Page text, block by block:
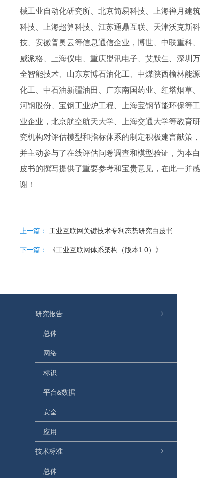
械工业自动化研究所、北京简易科技、上海禅月建筑
科技、上海超算科技、江苏通鼎互联、天津沃克斯科
技、安徽普奥云等信息通信企业，博世、中联重科、
威派格、上海仪电、重庆盟讯电子、艾默生、深圳万
全智能技术、山东京博石油化工、中煤陕西榆林能源
化工、中石油新疆油田、广东南国药业、红塔烟草、
河钢股份、宝钢工业炉工程、上海宝钢节能环保等工
业企业，北京航空航天大学、上海交通大学等教育研
究机构对评估模型和指标体系的制定积极建言献策，
并主动参与了在线评估问卷调查和模型验证，为本白
皮书的撰写提供了重要参考和宝贵意见，在此一并感
谢！
上一篇： 工业互联网关键技术专利态势研究白皮书
下一篇： 《工业互联网体系架构（版本1.0）》
研究报告
总体
网络
标识
平台&数据
安全
应用
技术标准
总体